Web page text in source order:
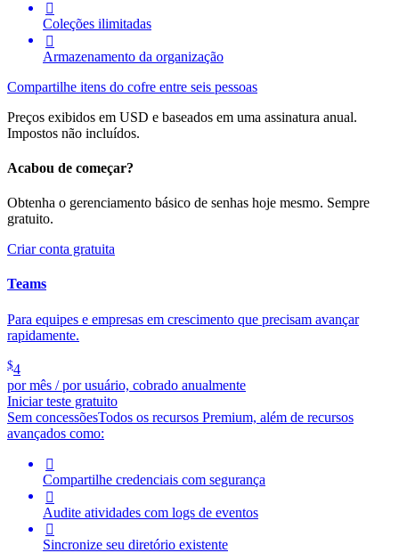

Coleções ilimitadas

Armazenamento da organização
Compartilhe itens do cofre entre seis pessoas
Preços exibidos em USD e baseados em uma assinatura anual.
Impostos não incluídos.
Acabou de começar?
Obtenha o gerenciamento básico de senhas hoje mesmo. Sempre
gratuito.
Criar conta gratuita
Teams
Para equipes e empresas em crescimento que precisam avançar
rapidamente.
$4
por mês / por usuário, cobrado anualmente
Iniciar teste gratuito
Sem concessõesTodos os recursos Premium, além de recursos
avançados como:

Compartilhe credenciais com segurança

Audite atividades com logs de eventos

Sincronize seu diretório existente